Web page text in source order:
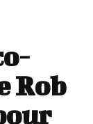
Rob